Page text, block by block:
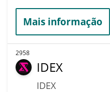
Mais informação
2958
IDEX
IDEX